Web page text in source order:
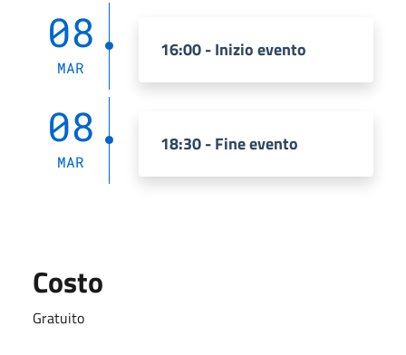
08
MAR
16:00 - Inizio evento
08
MAR
18:30 - Fine evento
Costo
Gratuito